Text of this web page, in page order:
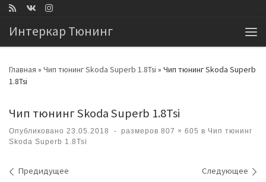
Интеркар Тюнинг
Главная » Чип тюнинг Skoda Superb 1.8Tsi » Чип тюнинг Skoda Superb
1.8Tsi
Чип тюнинг Skoda Superb 1.8Tsi
Опубликовано 23.05.2018 - размеров 807 × 605 в Чип тюнинг
Skoda Superb 1.8Tsi
Навигация по изображениям
Предидущее Следующее